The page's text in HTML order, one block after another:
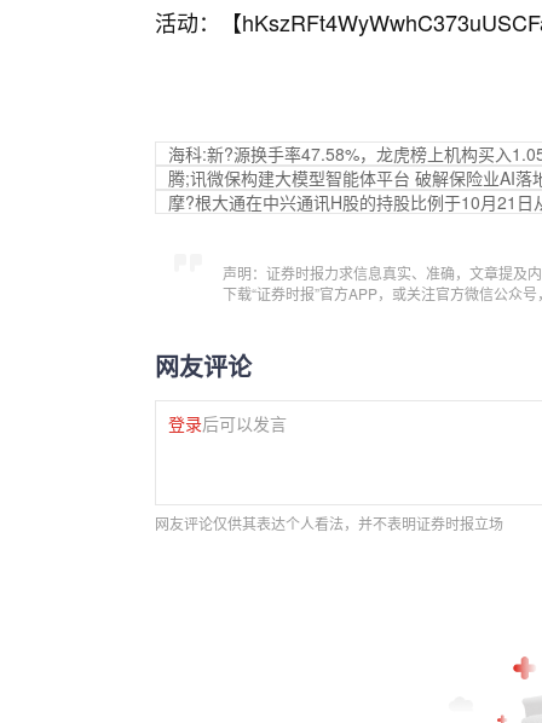
活动：【
海科:新?源换手率47.58%，龙虎榜上机构买入
腾;讯微保构建大模型智能体平台 破解保险业AI落
摩?根大通在中兴通讯H股的持股比例于10月21日
声明：证券时报力求信息真实、准确，文章提及
下载“证券时报”官方APP，或关注官方微信公众
网友评论
登录后可以发言
网友评论仅供其表达个人看法，并不表明证券时报立场